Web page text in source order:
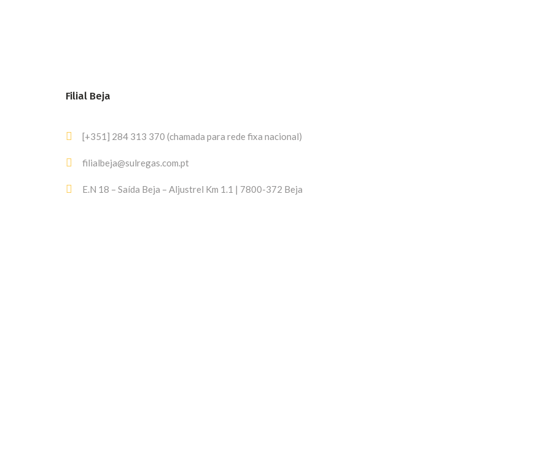
Filial Beja
[+351] 284 313 370 (chamada para rede fixa nacional)
filialbeja@sulregas.com.pt
E.N 18 – Saída Beja – Aljustrel Km 1.1 | 7800-372 Beja